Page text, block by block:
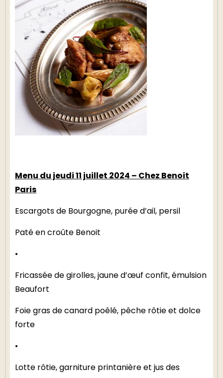
Menu du jeudi 11 juillet 2024 – Chez Benoit
Paris
Escargots de Bourgogne, purée d’ail, persil
Paté en croûte Benoit
•
Fricassée de girolles, jaune d’œuf confit, émulsion
Beaufort
Foie gras de canard poêlé, pêche rôtie et dolce
forte
•
Lotte rôtie, garniture printanière et jus des